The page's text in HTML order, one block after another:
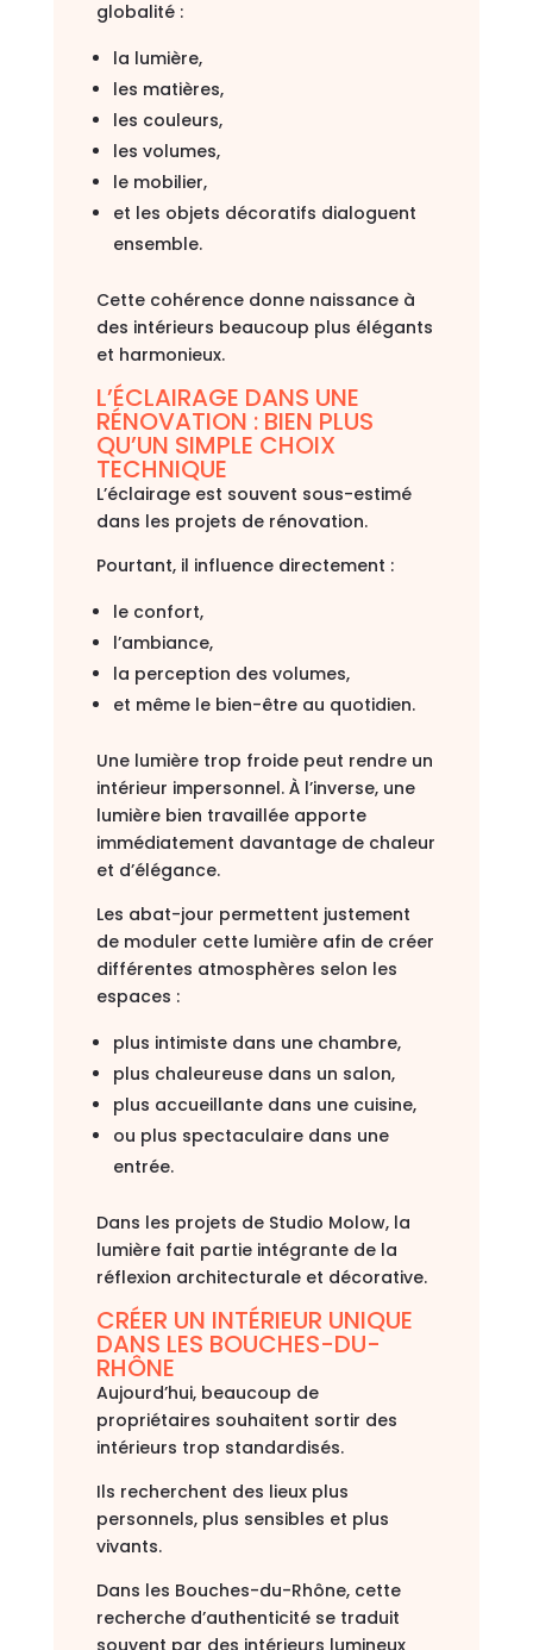
globalité :
la lumière,
les matières,
les couleurs,
les volumes,
le mobilier,
et les objets décoratifs dialoguent
ensemble.
Cette cohérence donne naissance à
des intérieurs beaucoup plus élégants
et harmonieux.
L’ÉCLAIRAGE DANS UNE
RÉNOVATION : BIEN PLUS
QU’UN SIMPLE CHOIX
TECHNIQUE
L’éclairage est souvent sous-estimé
dans les projets de rénovation.
Pourtant, il influence directement :
le confort,
l’ambiance,
la perception des volumes,
et même le bien-être au quotidien.
Une lumière trop froide peut rendre un
intérieur impersonnel. À l’inverse, une
lumière bien travaillée apporte
immédiatement davantage de chaleur
et d’élégance.
Les abat-jour permettent justement
de moduler cette lumière afin de créer
différentes atmosphères selon les
espaces :
plus intimiste dans une chambre,
plus chaleureuse dans un salon,
plus accueillante dans une cuisine,
ou plus spectaculaire dans une
entrée.
Dans les projets de Studio Molow, la
lumière fait partie intégrante de la
réflexion architecturale et décorative.
CRÉER UN INTÉRIEUR UNIQUE
DANS LES BOUCHES-DU-
RHÔNE
Aujourd’hui, beaucoup de
propriétaires souhaitent sortir des
intérieurs trop standardisés.
Ils recherchent des lieux plus
personnels, plus sensibles et plus
vivants.
Dans les Bouches-du-Rhône, cette
recherche d’authenticité se traduit
souvent par des intérieurs lumineux